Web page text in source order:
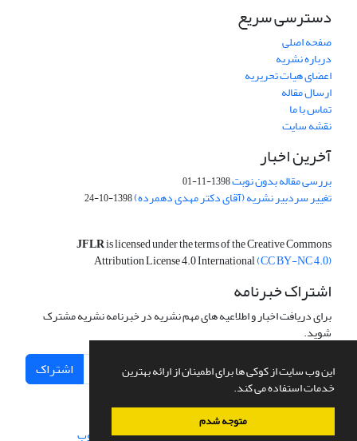
این وب سایت از کوکی ها برای اطمینان از ارائه بهترین
خدمات استفاده می کند.
متوجه شدم
دسترسی سریع
صفحه اصلی
درباره نشریه
اعضای هیات تحریریه
ارسال مقاله
تماس با ما
نقشه سایت
آخرین اخبار
بررسی مقاله بدون نوبت1398-11-01
تغییر سردبیر نشریه (آقای دکتر مهدی دهمرده)1398-10-24
JFLRis licensed under the terms of the Creative Commons
Attribution License 4.0 International(CC BY-NC 4.0)
اشتراک خبرنامه
برای دریافت اخبار و اطلاعیه های مهم نشریه در خبرنامه نشریه مشترک
شوید.
اشتراک
سامانه مدیریت نشریات علمی.طراحی و پیاده سازی از سیناوب